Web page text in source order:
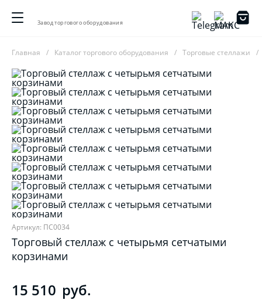
Завод торгового оборудования
Главная Каталог торгового оборудования Торговые стеллажи
Артикул: ПС0034
Торговый стеллаж с четырьмя сетчатыми
корзинами
15 510 руб.